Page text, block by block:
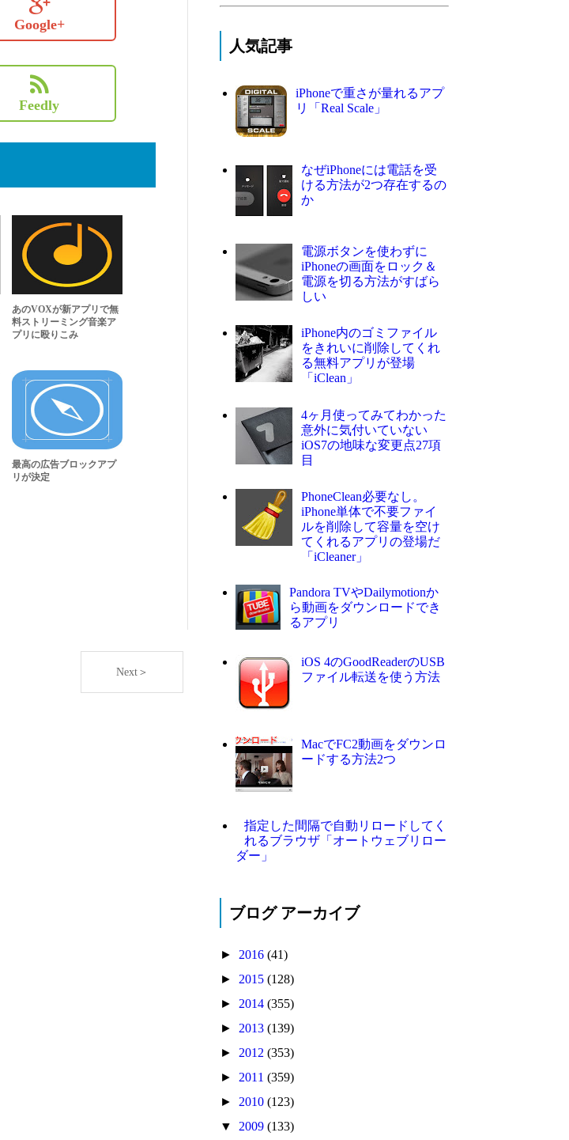
Google+
Feedly
あのVOXが新アプリで無
料ストリーミング音楽ア
プリに殴りこみ
最高の広告ブロックアプ
リが決定
Next＞
人気記事
iPhoneで重さが量れるアプ
リ「Real Scale」
なぜiPhoneには電話を受
ける方法が2つ存在するの
か
電源ボタンを使わずに
iPhoneの画面をロック＆
電源を切る方法がすばら
しい
iPhone内のゴミファイル
をきれいに削除してくれ
る無料アプリが登場
「iClean」
4ヶ月使ってみてわかった
意外に気付いていない
iOS7の地味な変更点27項
目
PhoneClean必要なし。
iPhone単体で不要ファイ
ルを削除して容量を空け
てくれるアプリの登場だ
「iCleaner」
Pandora TVやDailymotionか
ら動画をダウンロードでき
るアプリ
iOS 4のGoodReaderのUSB
ファイル転送を使う方法
MacでFC2動画をダウンロ
ードする方法2つ
指定した間隔で自動リロードしてく
れるブラウザ「オートウェブリロー
ダー」
ブログ アーカイブ
► 2016 (41)
► 2015 (128)
► 2014 (355)
► 2013 (139)
► 2012 (353)
► 2011 (359)
► 2010 (123)
▼ 2009 (133)